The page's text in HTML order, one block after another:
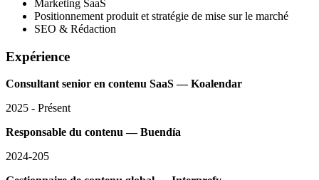
Marketing SaaS
Positionnement produit et stratégie de mise sur le marché
SEO & Rédaction
Expérience
Consultant senior en contenu SaaS — Koalendar
2025 - Présent
Responsable du contenu — Buendía
2024-205